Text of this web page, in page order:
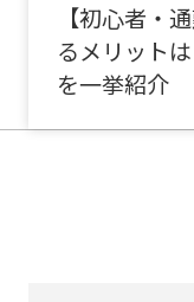
【初心者・
るメリット
を一挙紹介